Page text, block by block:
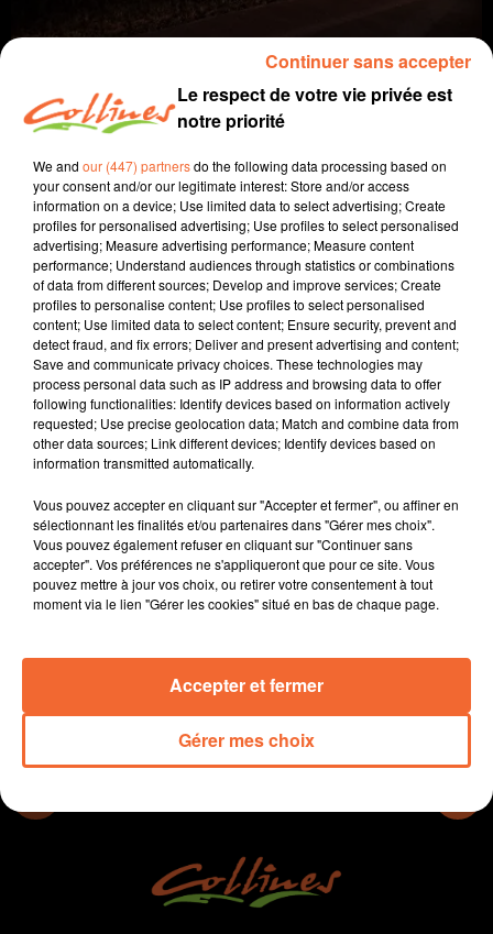
info
18 juillet 2024 - 12 min 49 sec
JOURNAL DU JEUDI 18 JUILLET (MATIN)
Fabien Gazeau
L'info près de chez vous
Présenté par Fabien Gazeau
- Le Nouveau Front populaire craint de ne pas accéder
à Matignon
- Bassines : la Confédération paysanne appelle à sortir
- L'abbatiale de l'Absie a des atouts à faire valoir
- Un nouveau festival musical organisé à Louzy par
des jeunes
Le respect de votre vie privée est
notre priorité
We and our (447) partnersdo the following data processing based on
your consent and/or our legitimate interest: Store and/or access
information on a device; Use limited data to select advertising; Create
profiles for personalised advertising; Use profiles to select personalised
advertising; Measure advertising performance; Measure content
performance; Understand audiences through statistics or combinations
of data from different sources; Develop and improve services; Create
profiles to personalise content; Use profiles to select personalised
content; Use limited data to select content; Ensure security, prevent and
detect fraud, and fix errors; Deliver and present advertising and content;
Save and communicate privacy choices. These technologies may
process personal data such as IP address and browsing data to offer
following functionalities: Identify devices based on information actively
requested; Use precise geolocation data; Match and combine data from
other data sources; Link different devices; Identify devices based on
information transmitted automatically.
Vous pouvez accepter en cliquant sur "Accepter et fermer", ou affiner en
sélectionnant les finalités et/ou partenaires dans "Gérer mes choix".
Vous pouvez également refuser en cliquant sur "Continuer sans
accepter". Vos préférences ne s'appliqueront que pour ce site. Vous
pouvez mettre à jour vos choix, ou retirer votre consentement à tout
moment via le lien "Gérer les cookies" situé en bas de chaque page.
Gérer mes choix
Accepter et fermer
Continuer sans accepter